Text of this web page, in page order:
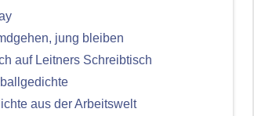
jung bleiben
auf Leitners Schreibtisch
aus der Arbeitswelt